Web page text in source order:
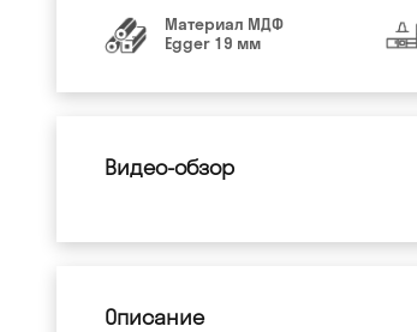
Материал МДФ
Egger 19 мм
Видео-обзор
Описание